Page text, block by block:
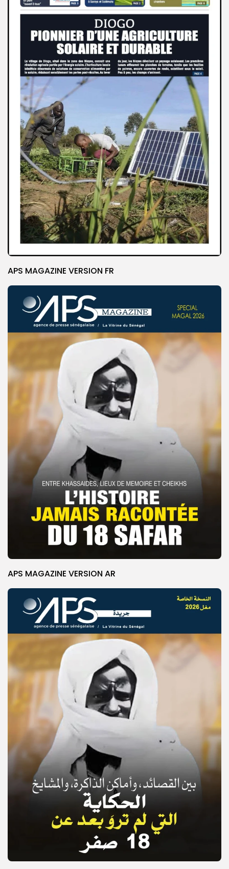
© Copyright 2025, APS
APS MAGAZINE VERSION FR
APS MAGAZINE VERSION AR